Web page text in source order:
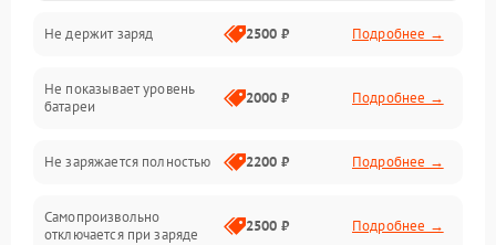
Подвеска и колеса
Электроника и управление
Не держит заряд 2500 ₽ Подробнее →
Не показывает уровень
батареи
2000 ₽ Подробнее →
Не заряжается полностью 2200 ₽ Подробнее →
Самопроизвольно
отключается при заряде
2500 ₽ Подробнее →